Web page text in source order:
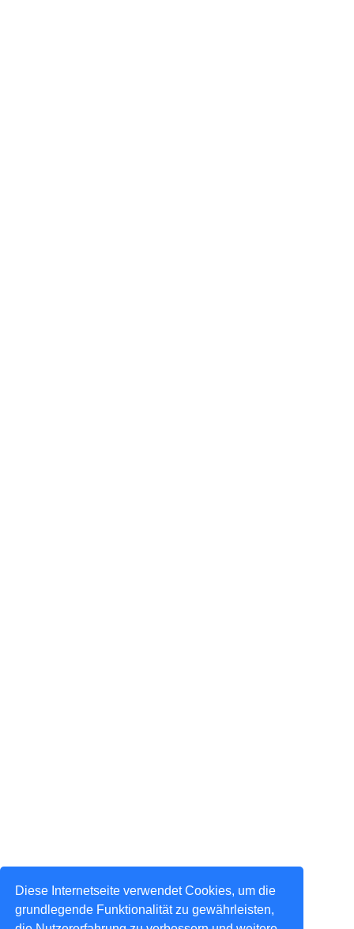
Diese Internetseite verwendet Cookies, um die
grundlegende Funktionalität zu gewährleisten,